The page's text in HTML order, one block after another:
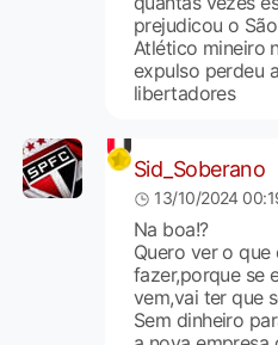
prejudicou o
Atlético mineiro
expulso perdeu
libertadores
Sid_Soberano
13/10/2024
Na boa!?
Quero ver o
fazer,porque se
vem,vai ter que
Sem dinheiro